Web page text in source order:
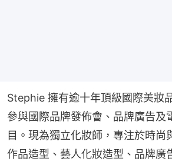
Stephie 擁有逾十年頂級國際美妝
參與國際品牌發佈會、品牌廣告及
目。現為獨立化妝師，專注於時尚
作品造型、藝人化妝造型、品牌廣